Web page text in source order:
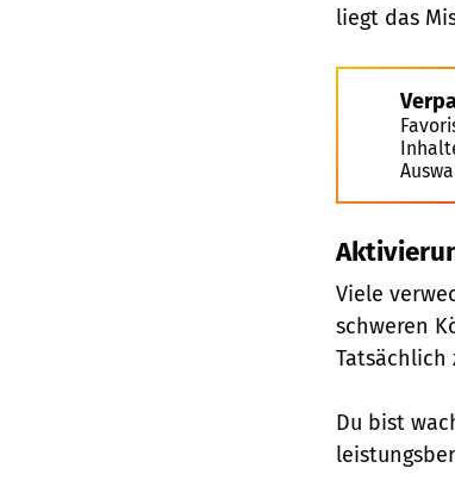
liegt das
Viele
schweren
Tatsächlich
Du bist